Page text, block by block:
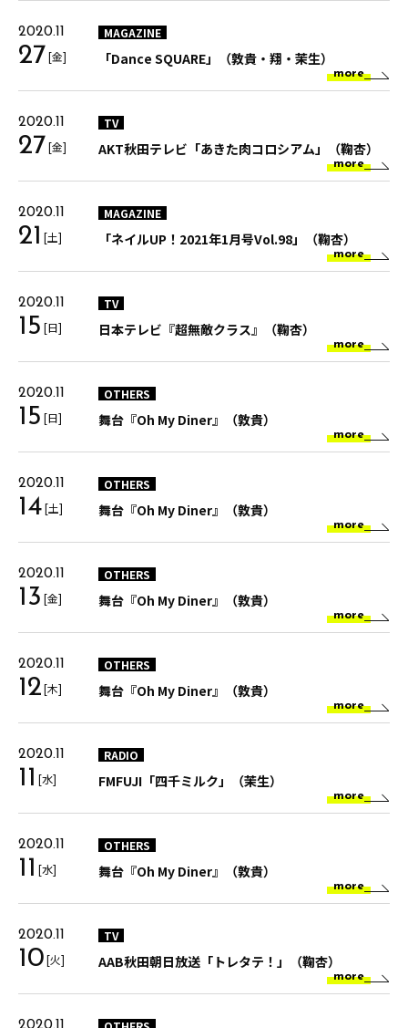
2020.11
27[金]
MAGAZINE
「Dance SQUARE」（敦貴・翔・茉生）
more
2020.11
27[金]
TV
AKT秋田テレビ「あきた肉コロシアム」（鞠杏）
more
2020.11
21 [土]
MAGAZINE
「ネイルUP！2021年1⽉号Vol.98」（鞠杏）
more
2020.11
15 [日]
TV
日本テレビ『超無敵クラス』（鞠杏）
more
2020.11
15 [日]
OTHERS
舞台『Oh My Diner』（敦貴）
more
2020.11
14[土]
OTHERS
舞台『Oh My Diner』（敦貴）
more
2020.11
13 [金]
OTHERS
舞台『Oh My Diner』（敦貴）
more
2020.11
12[木]
OTHERS
舞台『Oh My Diner』（敦貴）
more
2020.11
11 [水]
RADIO
FMFUJI「四千ミルク」（茉生）
more
2020.11
11 [水]
OTHERS
舞台『Oh My Diner』（敦貴）
more
2020.11
10[火]
TV
AAB秋田朝日放送「トレタテ！」（鞠杏）
more